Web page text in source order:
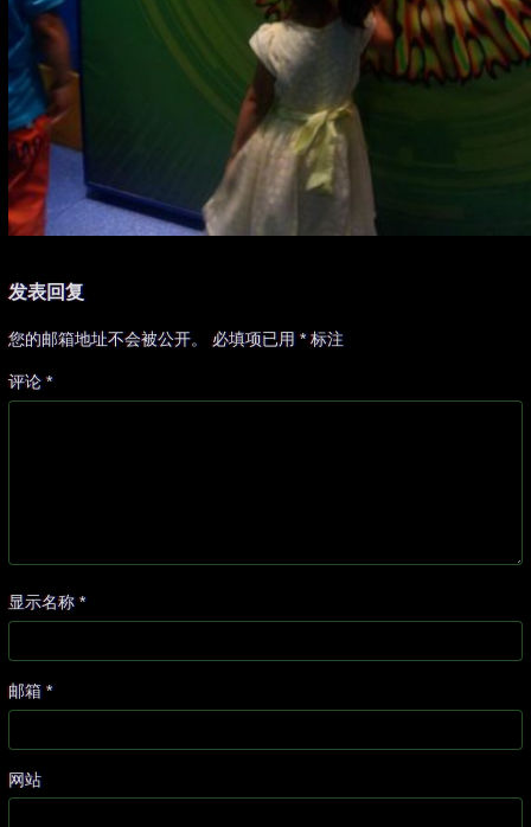
发表回复
您的邮箱地址不会被公开。 必填项已用*标注
评论*
显示名称*
邮箱*
网站